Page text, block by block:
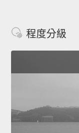
程度分級